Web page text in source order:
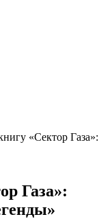
«Сектор Газа»:
Газа»: